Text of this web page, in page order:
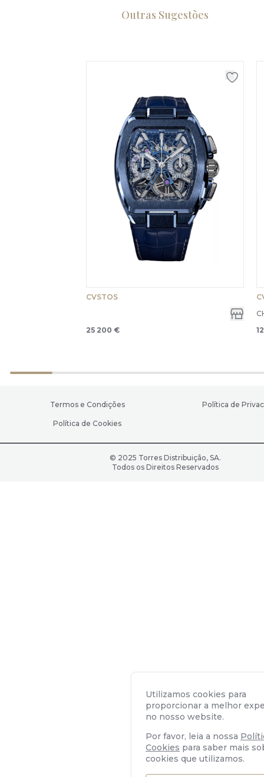
Outras Sugestões
CVSTOS
25 200 €
Termos e Condições Política de
Política de Cookies
© 2025 Torres Distribuição, SA.
Todos os Direitos Reservados
Utilizamos cookies para
proporcionar a melhor
no nosso website.
Por favor, leia a nossa
Cookies para saber mais
cookies que utilizamos.